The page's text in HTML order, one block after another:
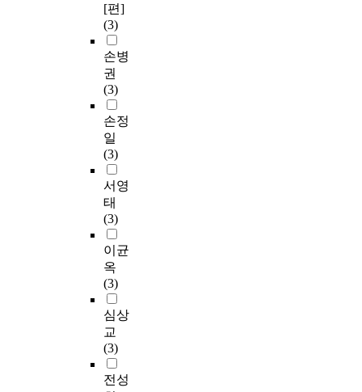
[편]
(3)
손병
권
(3)
손정
일
(3)
서영
태
(3)
이균
옥
(3)
심상
교
(3)
전성